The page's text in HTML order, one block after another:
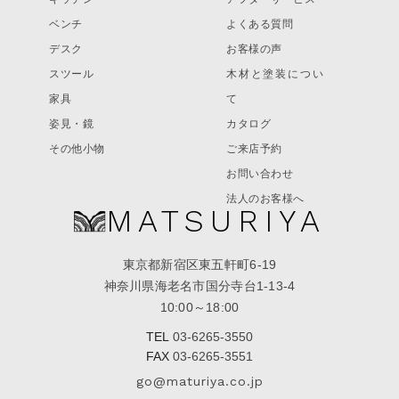
MATSURIYA
東京都新宿区東五軒町6-19
神奈川県海老名市国分寺台1-13-4
10:00～18:00
TEL 03-6265-3550
FAX 03-6265-3551
go@maturiya.co.jp
ベンチ
デスク
スツール
家具
姿見・鏡
その他小物
よくある質問
お客様の声
木材と塗装につい
て
カタログ
ご来店予約
お問い合わせ
法人のお客様へ